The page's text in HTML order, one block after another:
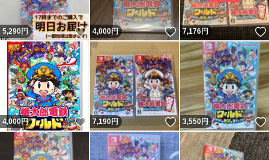
5,290円 いいね！
4,000円 いいね！
7,176円
4,000円 いいね！
7,190円 いいね！
3,550円